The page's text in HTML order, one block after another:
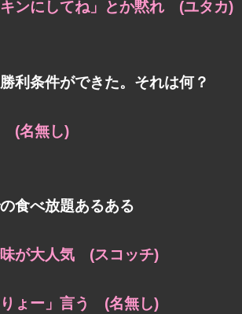
キンにしてね」とか黙れ (ユタカ)
利条件ができた。それは何？
(名無し)
食べ放題あるある
が大人気 (スコッチ)
ょー」言う (名無し)